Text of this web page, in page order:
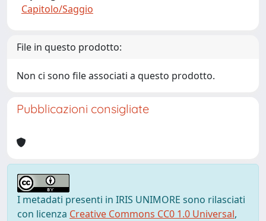
Capitolo/Saggio
File in questo prodotto:
Non ci sono file associati a questo prodotto.
Pubblicazioni consigliate
I metadati presenti in IRIS UNIMORE sono rilasciati
con licenza Creative Commons CC0 1.0 Universal,